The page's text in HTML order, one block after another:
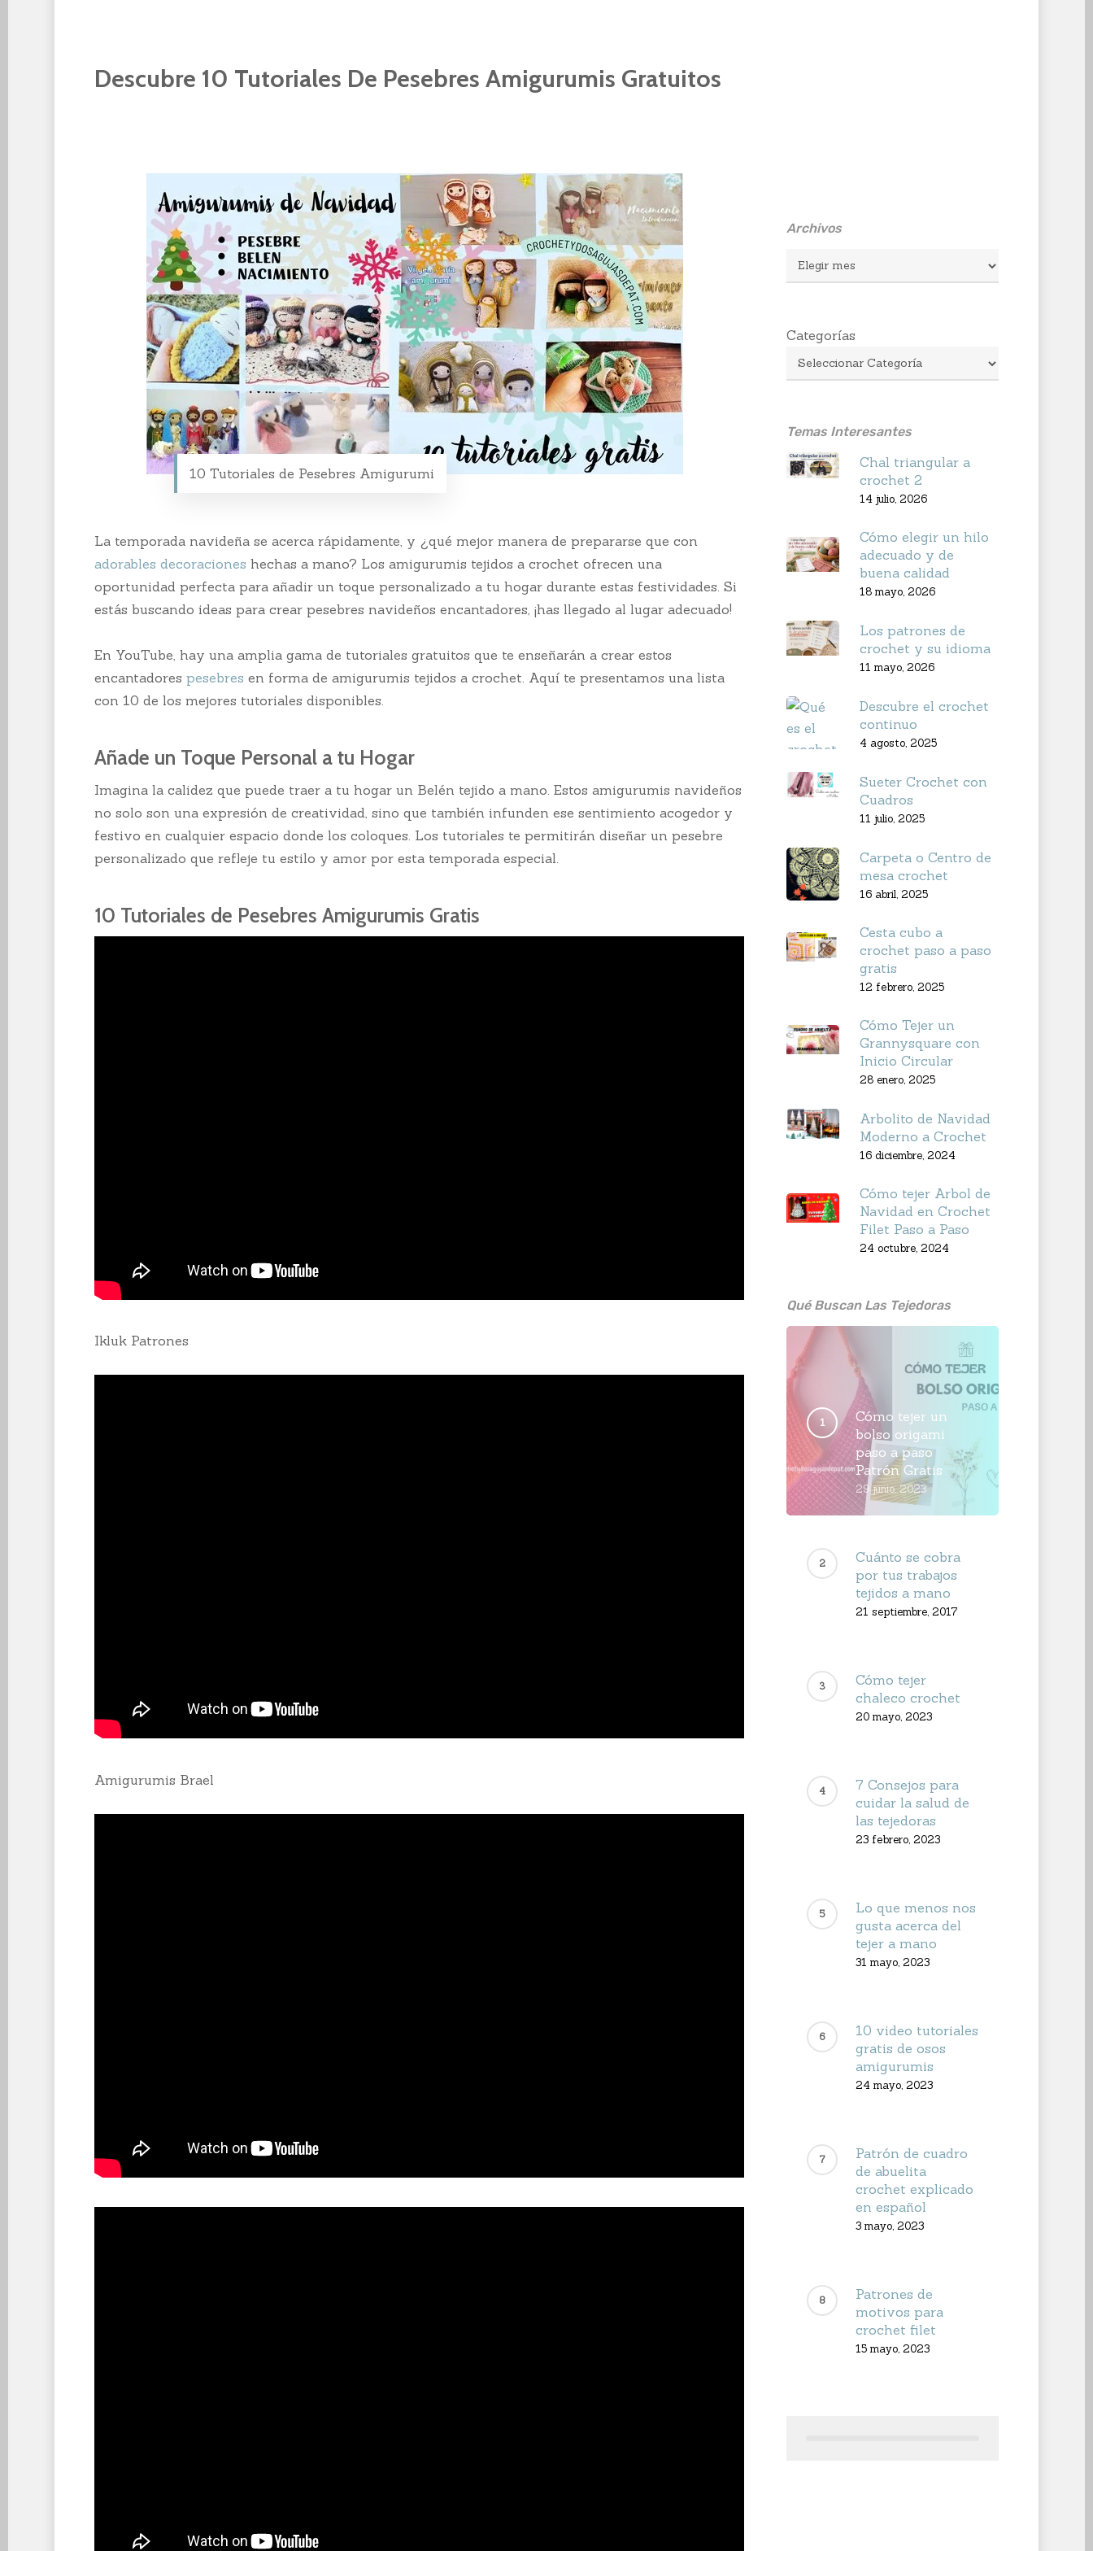
Descubre 10 Tutoriales De Pesebres Amigurumis Gratuitos
10 Tutoriales de Pesebres Amigurumi
La temporada navideña se acerca rápidamente, y ¿qué mejor manera de prepararse que con
adorables decoraciones hechas a mano? Los amigurumis tejidos a crochet ofrecen una
oportunidad perfecta para añadir un toque personalizado a tu hogar durante estas festividades. Si
estás buscando ideas para crear pesebres navideños encantadores, ¡has llegado al lugar adecuado!
En YouTube, hay una amplia gama de tutoriales gratuitos que te enseñarán a crear estos
encantadores pesebres en forma de amigurumis tejidos a crochet. Aquí te presentamos una lista
con 10 de los mejores tutoriales disponibles.
Añade un Toque Personal a tu Hogar
Imagina la calidez que puede traer a tu hogar un Belén tejido a mano. Estos amigurumis navideños
no solo son una expresión de creatividad, sino que también infunden ese sentimiento acogedor y
festivo en cualquier espacio donde los coloques. Los tutoriales te permitirán diseñar un pesebre
personalizado que refleje tu estilo y amor por esta temporada especial.
10 Tutoriales de Pesebres Amigurumis Gratis
Ikluk Patrones
Amigurumis Brael
Archivos
Archivos
Categorías
Temas Interesantes
Chal triangular a
crochet 2
14 julio, 2026
Cómo elegir un hilo
adecuado y de
buena calidad
18 mayo, 2026
Los patrones de
crochet y su idioma
11 mayo, 2026
Descubre el crochet
continuo
4 agosto, 2025
Sueter Crochet con
Cuadros
11 julio, 2025
Carpeta o Centro de
mesa crochet
16 abril, 2025
Cesta cubo a
crochet paso a paso
gratis
12 febrero, 2025
Cómo Tejer un
Grannysquare con
Inicio Circular
28 enero, 2025
Arbolito de Navidad
Moderno a Crochet
16 diciembre, 2024
Cómo tejer Arbol de
Navidad en Crochet
Filet Paso a Paso
24 octubre, 2024
Qué Buscan Las Tejedoras
Cómo tejer un
bolso origami
paso a paso
Patrón Gratis
29 junio, 2023
Cuánto se cobra
por tus trabajos
tejidos a mano
21 septiembre, 2017
Cómo tejer
chaleco crochet
20 mayo, 2023
7 Consejos para
cuidar la salud de
las tejedoras
23 febrero, 2023
Lo que menos nos
gusta acerca del
tejer a mano
31 mayo, 2023
10 video tutoriales
gratis de osos
amigurumis
24 mayo, 2023
Patrón de cuadro
de abuelita
crochet explicado
en español
3 mayo, 2023
Patrones de
motivos para
crochet filet
15 mayo, 2023